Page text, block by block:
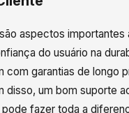
aspectos
do usuário na
com garantias de
disso, um bom suporte
fazer toda a